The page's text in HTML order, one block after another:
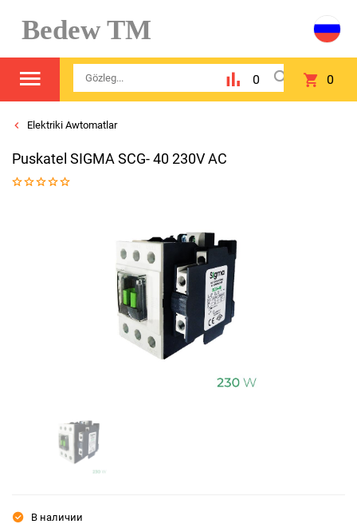
Bedew TM
0 0
Elektriki Awtomatlar
Puskatel SIGMA SCG- 40 230V AC
В наличии